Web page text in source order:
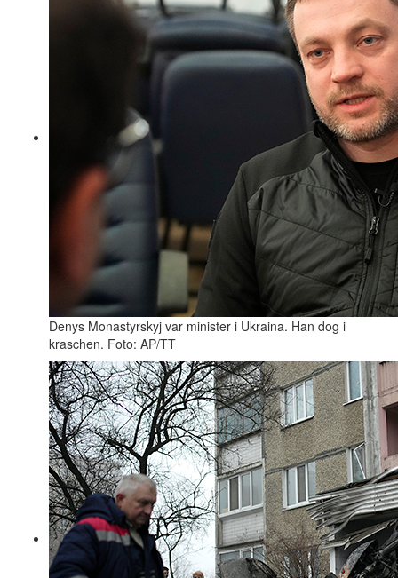
Denys Monastyrskyj var minister i Ukraina. Han dog i
kraschen. Foto: AP/TT